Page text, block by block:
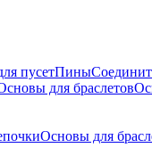
пусетПины
для браслетов
Основы для